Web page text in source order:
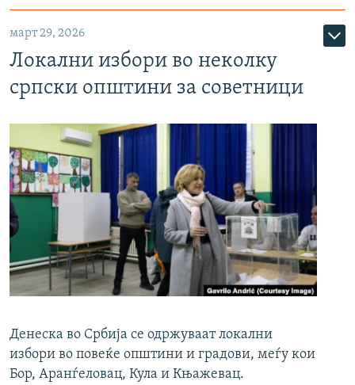
март 29, 2026
Локални избори во неколку
српски општини за советници
Денеска во Србија се одржуваат локални
избори во повеќе општини и градови, меѓу кои
Бор, Аранѓеловац, Кула и Књажевац.